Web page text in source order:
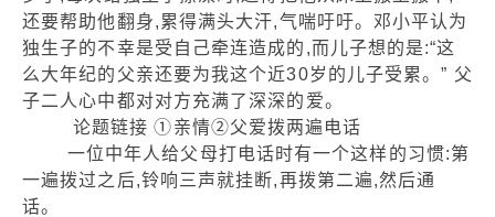
还要帮助他翻身,累得满头大汗,气喘吁吁。邓小平认为
独生子的不幸是受自己牵连造成的,而儿子想的是:“这
么大年纪的父亲还要为我这个近30岁的儿子受累。” 父
子二人心中都对对方充满了深深的爱。
论题链接 ①亲情②父爱拨两遍电话
一位中年人给父母打电话时有一个这样的习惯:第
一遍拨过之后,铃响三声就挂断,再拨第二遍,然后通
话。